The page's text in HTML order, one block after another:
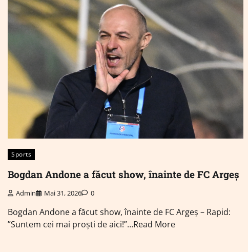
Sports
Bogdan Andone a făcut show, înainte de FC Argeș
Admin Mai 31, 2026 0
Bogdan Andone a făcut show, înainte de FC Argeș – Rapid:
”Suntem cei mai proști de aici!”…Read More